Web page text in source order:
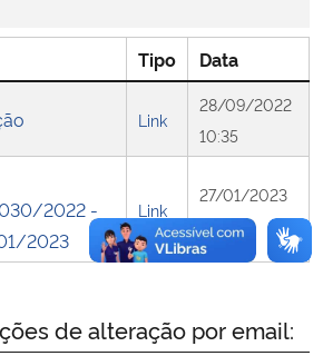
Tipo Data
Link
28/09/2022
10:35
030/2022 -
2023
Link
27/01/2023
08:51
de alteração por email: